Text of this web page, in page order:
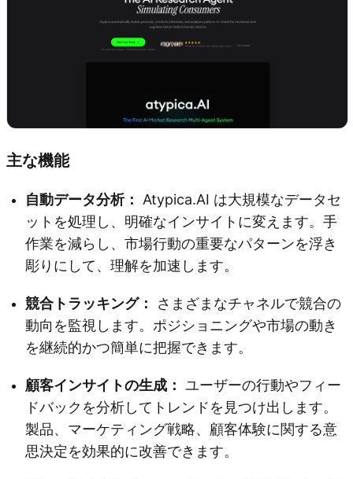
主な機能
自動データ分析： Atypica.AI は大規模なデータセ
ットを処理し、明確なインサイトに変えます。手
作業を減らし、市場行動の重要なパターンを浮き
彫りにして、理解を加速します。
競合トラッキング：
さまざまなチャネルで競合の
動向を監視します。ポジショニングや市場の動き
を継続的かつ簡単に把握できます。
顧客インサイトの生成： ユーザーの行動やフィー
ドバックを分析してトレンドを見つけ出します。
製品、マーケティング戦略、顧客体験に関する意
思決定を効果的に改善できます。